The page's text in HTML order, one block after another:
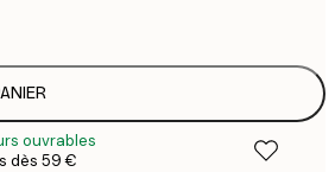
ouvrables
dès 59 €